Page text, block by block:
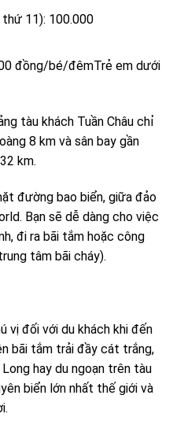
11): 100.000
đồng/bé/đêmTrẻ em dưới
tàu khách Tuần Châu chỉ
8 km và sân bay gần
km.
đường bao biển, giữa đảo
Bạn sẽ dễ dàng cho việc
đi ra bãi tắm hoặc công
tâm bãi cháy).
vị đối với du khách khi đến
bãi tắm trải đầy cát trắng,
hay du ngoạn trên tàu
biển lớn nhất thế giới và